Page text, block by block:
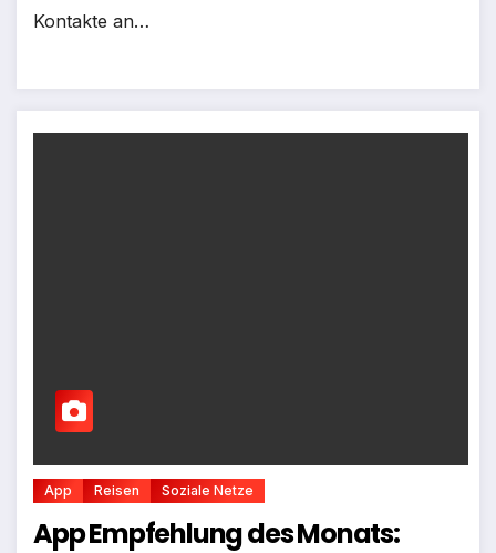
Kontakte an…
App Reisen Soziale Netze
App Empfehlung des Monats: